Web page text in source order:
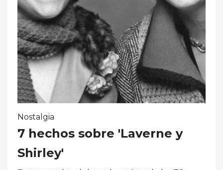
Nostalgia
7 hechos sobre 'Laverne y
Shirley'